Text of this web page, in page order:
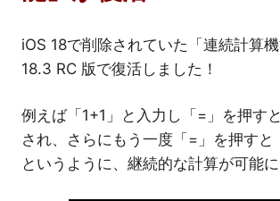
iOS 18で削除されていた「連続計算
18.3 RC 版で復活しました！
例えば「1+1」と入力し「=」を押す
され、さらにもう一度「=」を押すと
というように、継続的な計算が可能に